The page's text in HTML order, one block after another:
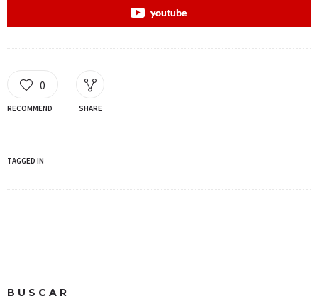
youtube
0
RECOMMEND SHARE
TAGGED IN
BUSCAR